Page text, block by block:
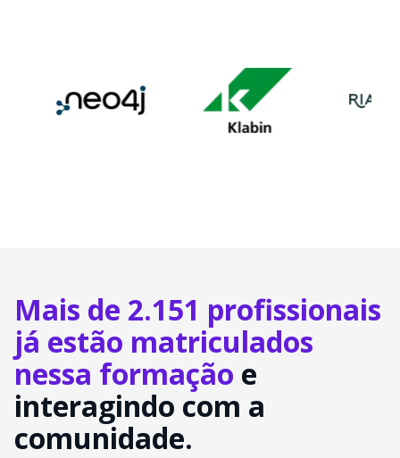
Mais de 2.151 profissionais
já estão matriculados
nessa formação e
interagindo com a
comunidade.